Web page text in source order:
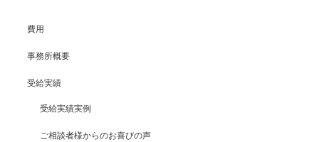
費用
事務所概要
受給実績
受給実績実例
ご相談者様からのお喜びの声